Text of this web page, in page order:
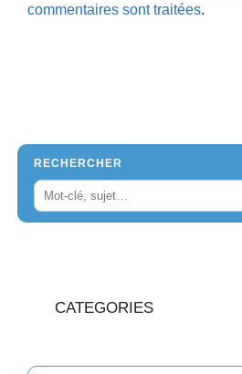
commentaires sont traitées.
RECHERCHER
CATEGORIES